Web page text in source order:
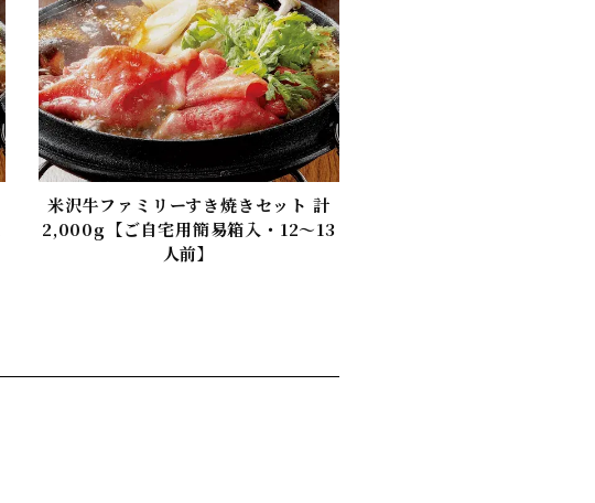
米沢牛ファミリーすき焼きセット 計
2,000g【ご自宅用簡易箱入・12〜13
人前】